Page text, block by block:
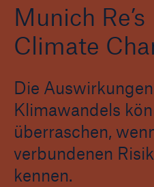
Munich Re’s
Climate
Die
Klimawandels
überraschen,
verbundenen
kennen.
Company Climate Risk
Wildfire HD Edition
Biodiversity and Nature